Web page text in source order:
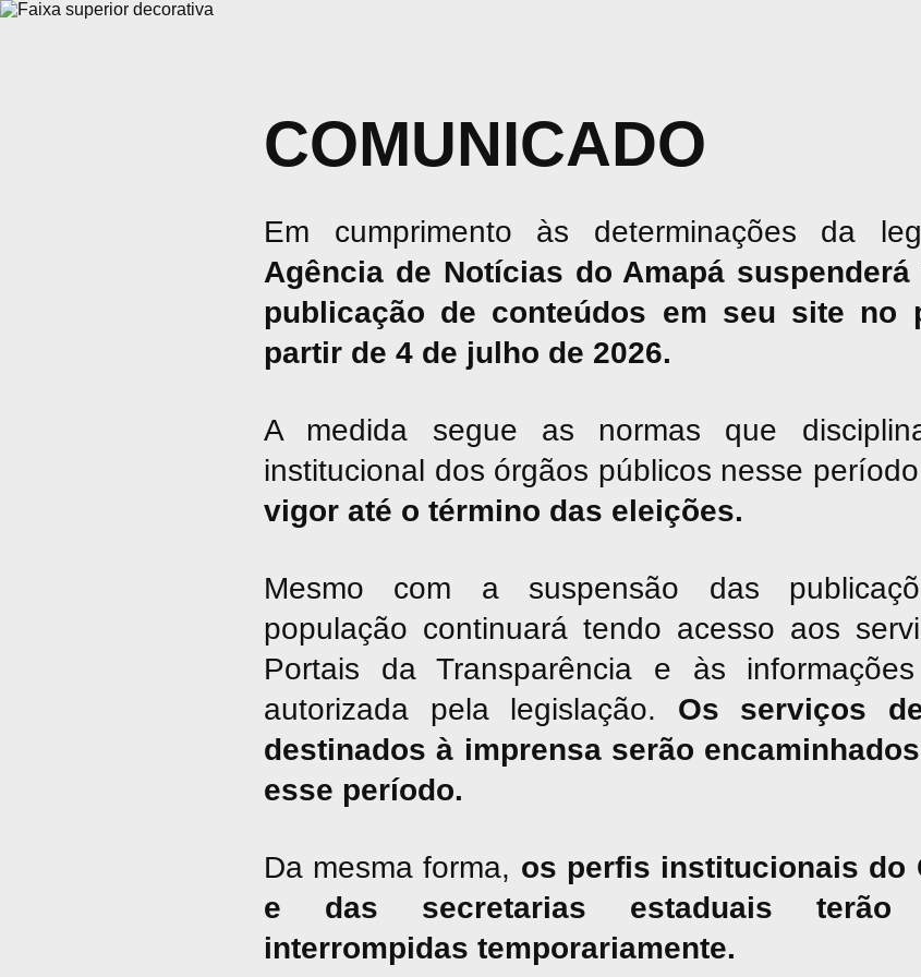
COMUNICADO
Em cumprimento às determinações da
Agência de Notícias do Amapá
publicação de conteúdos em seu site no
partir de 4 de julho de 2026.
A medida segue as normas que
institucional dos órgãos públicos nesse
vigor até o término das eleições.
Mesmo com a suspensão das
população continuará tendo acesso aos
Portais da Transparência e às
autorizada pela legislação. Os serviços
destinados à imprensa serão
esse período.
Da mesma forma, os perfis institucionais do
e das secretarias estaduais terão
interrompidas temporariamente.